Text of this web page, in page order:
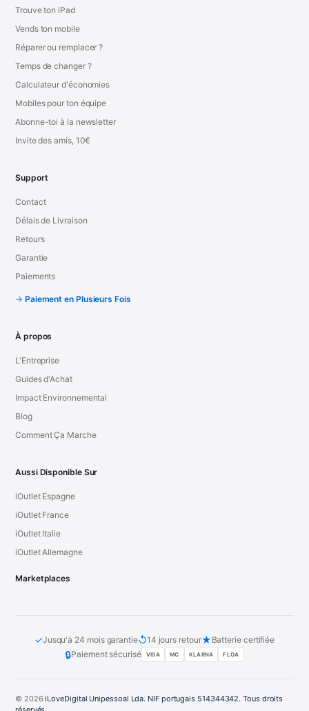
Trouve ton iPad
Vends ton mobile
Réparer ou remplacer ?
Temps de changer ?
Calculateur d'économies
Mobiles pour ton équipe
Abonne-toi à la newsletter
Invite des amis, 10€
Support
Contact
Délais de Livraison
Retours
Garantie
Paiements
Paiement en Plusieurs Fois
À propos
L'Entreprise
Guides d'Achat
Impact Environnemental
Blog
Comment Ça Marche
Aussi Disponible Sur
iOutlet Espagne
iOutlet France
iOutlet Italie
iOutlet Allemagne
Marketplaces
✓Jusqu'à 24 mois garantie↺14 jours retour★ Batterie certifiée
🔒Paiement sécurisé VISA MC KLARNA FLOA
© 2026iLoveDigital Unipessoal Lda. NIF portugais 514344342. Tous droits